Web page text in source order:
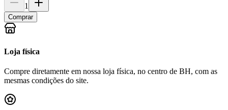
1
Comprar
Loja física
Compre diretamente em nossa loja física, no centro de BH, com as
mesmas condições do site.